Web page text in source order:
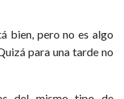
bien, pero no es algo
para una tarde no